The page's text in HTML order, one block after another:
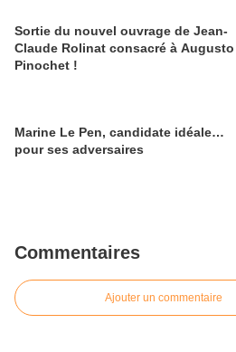
Sortie du nouvel ouvrage de Jean-
Claude Rolinat consacré à Augusto
Pinochet !
Marine Le Pen, candidate idéale…
pour ses adversaires
Commentaires
Ajouter un commentaire